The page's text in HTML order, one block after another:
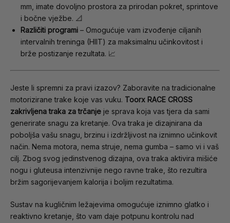
mm, imate dovoljno prostora za prirodan pokret, sprintove
i bočne vježbe. 📐
Različiti programi – Omogućuje vam izvođenje ciljanih
intervalnih treninga (HIIT) za maksimalnu učinkovitost i
brže postizanje rezultata. 📈
Jeste li spremni za pravi izazov? Zaboravite na tradicionalne
motorizirane trake koje vas vuku. Toorx RACE CROSS
zakrivljena traka za trčanje je sprava koja vas tjera da sami
generirate snagu za kretanje. Ova traka je dizajnirana da
poboljša vašu snagu, brzinu i izdržljivost na iznimno učinkovit
način. Nema motora, nema struje, nema gumba – samo vi i vaš
cilj. Zbog svog jedinstvenog dizajna, ova traka aktivira mišiće
nogu i gluteusa intenzivnije nego ravne trake, što rezultira
bržim sagorijevanjem kalorija i boljim rezultatima.
Sustav na kugličnim ležajevima omogućuje iznimno glatko i
reaktivno kretanje, što vam daje potpunu kontrolu nad